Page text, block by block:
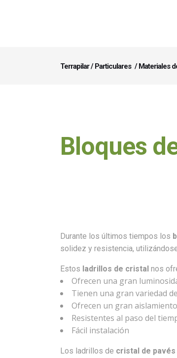
Terrapilar/Particulares /Materiales
Bloques
Durante los últimos tiempos los
solidez y resistencia,
Estos ladrillos de cristal nos
Ofrecen una gran
Tienen una gran variedad
Ofrecen un gran
Resistentes al paso del
Fácil instalación
Los ladrillos de cristal de pavés